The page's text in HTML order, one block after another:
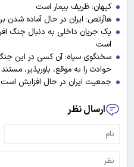
کیهان: ظریف بیمار است
هاآرتص: ایران در حال آماده شدن
یک جریان داخلی به دنبال جنگ
است
سخنگوی سپاه: آن کسی در‌ این
حوادث را به موقع، باورپذیر،
جمعیت ایران در حال افزایش است
ارسال نظر